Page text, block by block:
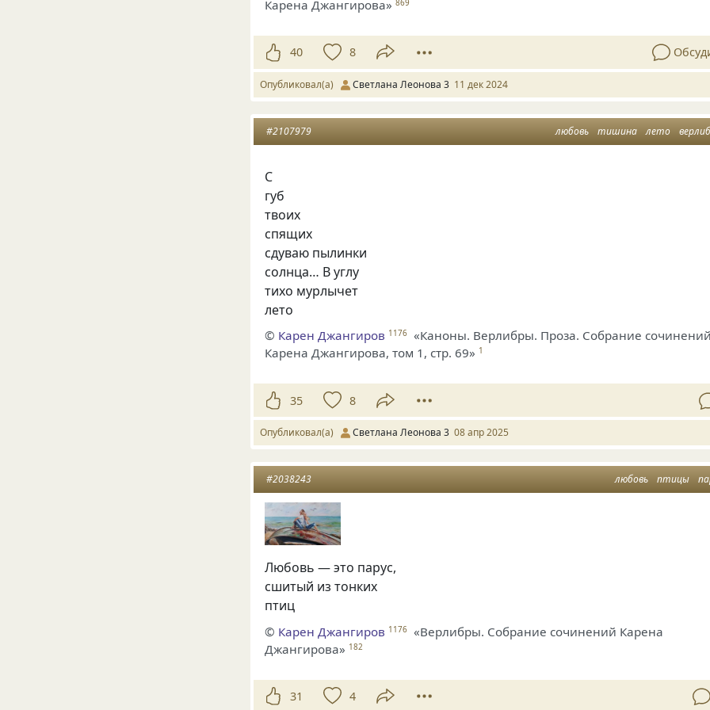
Карена Джангирова» 869
40 8
Опубликовал(а) Светлана Леонова 3 11 дек 2024
любовь тишина лето
#2107979
С
губ
твоих
спящих
сдуваю пылинки
солнца… В углу
тихо мурлычет
лето
© Карен Джангиров 1176 «Каноны. Верлибры. Проза. Собрание сочинений
Карена Джангирова, том 1, стр. 69» 1
35 8
Опубликовал(а) Светлана Леонова 3 08 апр 2025
любовь птицы
#2038243
Любовь — это парус,
сшитый из тонких
птиц
© Карен Джангиров 1176 «Верлибры. Собрание сочинений Карена
Джангирова» 182
31 4